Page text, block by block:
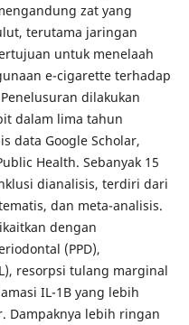
zat yang
terutama jaringan
untuk menelaah
e-cigarette terhadap
dilakukan
dalam lima tahun
data Google Scholar,
Health. Sebanyak 15
dianalisis, terdiri dari
dan meta-analisis.
dengan
(PPD),
resorpsi tulang marginal
IL-1B yang lebih
Dampaknya lebih ringan